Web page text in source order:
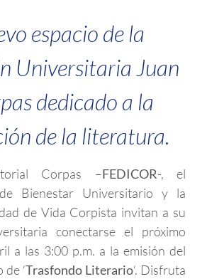
espacio de la
Universitaria Juan
dedicado a la
de la literatura.
Corpas –FEDICOR-, el
Bienestar Universitario y la
de Vida Corpista invitan a su
conectarse el próximo
a las 3:00 p.m. a la emisión del
‘Trasfondo Literario‘. Disfruta